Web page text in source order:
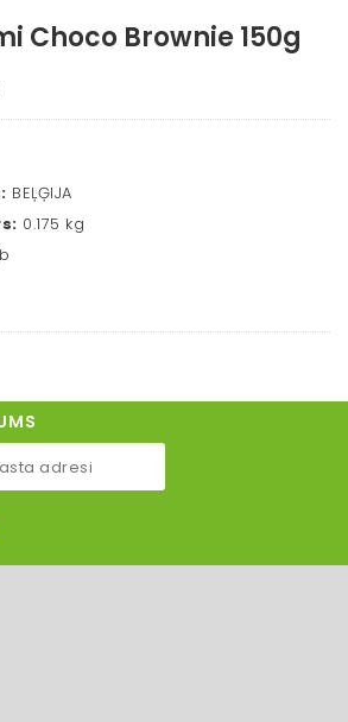
Choco Brownie 150g
BEĻĢIJA
0.175 kg